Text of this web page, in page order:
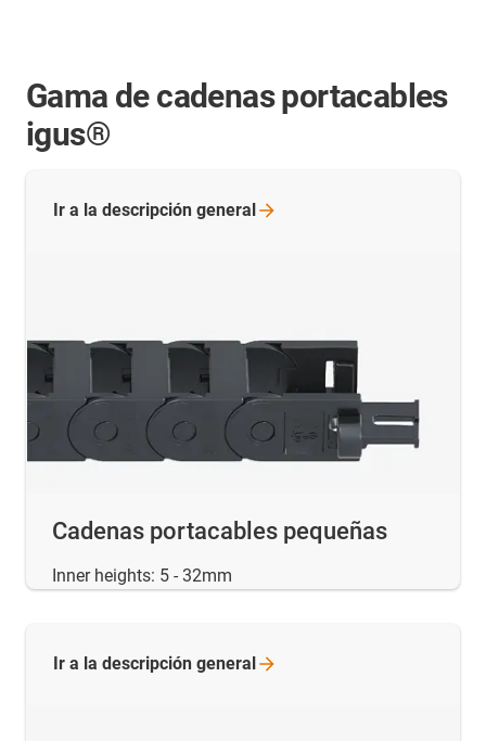
Gama de cadenas portacables
igus®
Cadenas portacables pequeñas
Inner heights: 5 - 32mm
Ir a la descripción general
Ir a la descripción general